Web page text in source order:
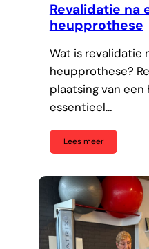
Revalidatie na
heupprothese
Wat is revalidatie
heupprothese?
plaatsing van
essentieel…
Lees meer